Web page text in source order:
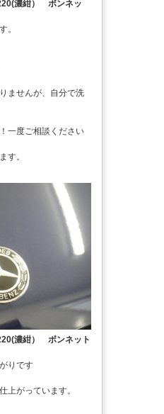
濃紺） ボンネッ
。
ませんが、自分で洗
一度ご相談ください
す。
濃紺） ボンネット
りです
上がっています。